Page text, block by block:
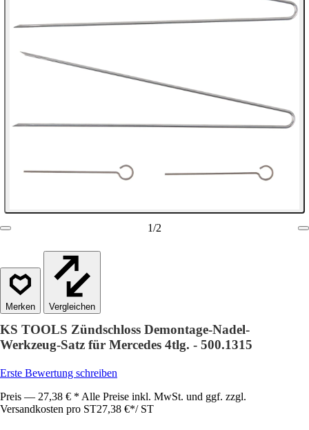
1/2
Vergleichen
KS TOOLS Zündschloss Demontage-Nadel-
Werkzeug-Satz für Mercedes 4tlg. - 500.1315
Erste Bewertung schreiben
Preis — 27,38 € * Alle Preise inkl. MwSt. und ggf. zzgl.
Versandkosten pro ST27,38 €*/ ST